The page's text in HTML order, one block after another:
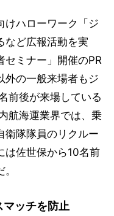
けハローワーク「ジ
など広報活動を実
セミナー」開催のPR
外の一般来場者もジ
前後が来場している
航海運業界では、乗
衛隊隊員のリクルー
は佐世保から10名前
マッチを防止